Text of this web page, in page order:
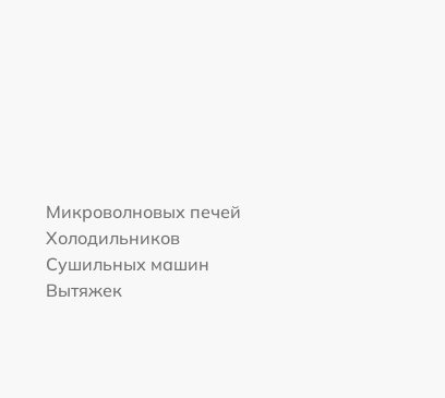
Микроволновых печей
Холодильников
Сушильных машин
Вытяжек